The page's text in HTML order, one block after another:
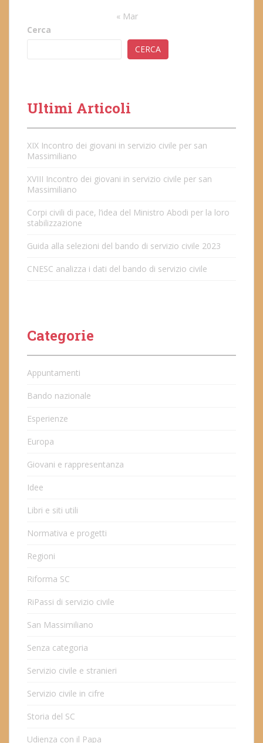
« Mar
Cerca
CERCA
Ultimi Articoli
XIX Incontro dei giovani in servizio civile per san
Massimiliano
XVIII Incontro dei giovani in servizio civile per san
Massimiliano
Corpi civili di pace, l’idea del Ministro Abodi per la loro
stabilizzazione
Guida alla selezioni del bando di servizio civile 2023
CNESC analizza i dati del bando di servizio civile
Categorie
Appuntamenti
Bando nazionale
Esperienze
Europa
Giovani e rappresentanza
Idee
Libri e siti utili
Normativa e progetti
Regioni
Riforma SC
RiPassi di servizio civile
San Massimiliano
Senza categoria
Servizio civile e stranieri
Servizio civile in cifre
Storia del SC
Udienza con il Papa